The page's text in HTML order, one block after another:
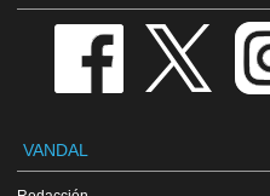
VANDAL